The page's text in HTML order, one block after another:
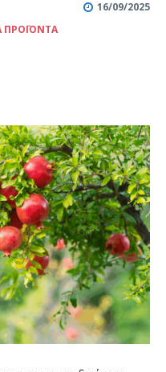
16/09/2025
ΠΡΟΪΌΝΤΑ